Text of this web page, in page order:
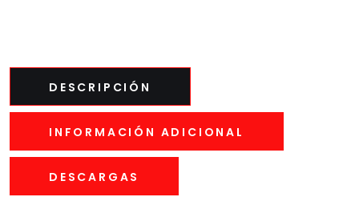
DESCRIPCIÓN
INFORMACIÓN ADICIONAL
DESCARGAS